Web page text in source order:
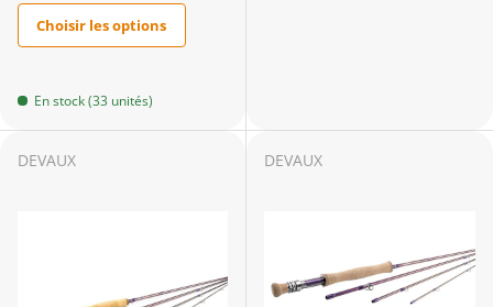
Choisir les options
En stock (33 unités)
DEVAUX DEVAUX